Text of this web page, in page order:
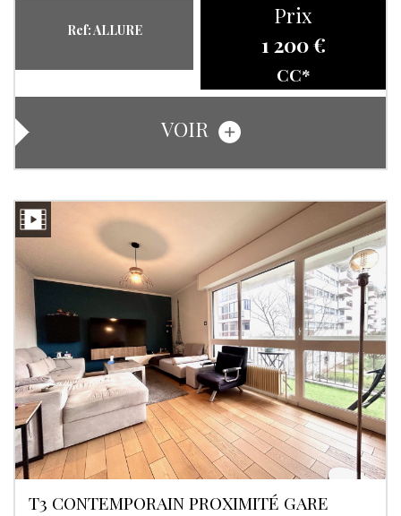
Ref: ALLURE
Prix
1 200 €
CC*
VOIR
T3 CONTEMPORAIN PROXIMITÉ GARE